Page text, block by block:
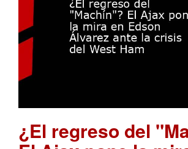
¿El regreso del